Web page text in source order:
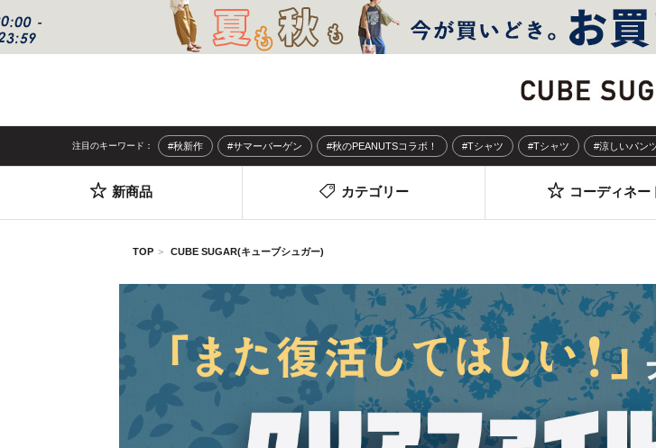
注目のキーワード： #秋新作 #サマーバーゲン #秋のPEANUTSコラボ！ #Tシャツ #Tシャツ #涼しいパン
新商品 カテゴリー コーディネー
TOP CUBE SUGAR(キューブシュガー)